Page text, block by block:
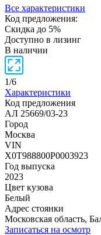
Все характеристики
Код предложения:
Скидка до 5%
Доступно в лизинг
В наличии
1/6
Характеристики
Код предложения
АЛ 25669/03-23
Город
Москва
VIN
X0T988800P0003923
Год выпуска
2023
Цвет кузова
Белый
Адрес стоянки
Московская область,
Записаться на осмотр